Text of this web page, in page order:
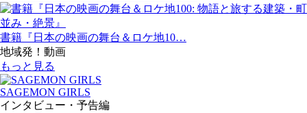
書籍『日本の映画の舞台＆ロケ地10…
地域発！動画
もっと見る
SAGEMON GIRLS
インタビュー・予告編